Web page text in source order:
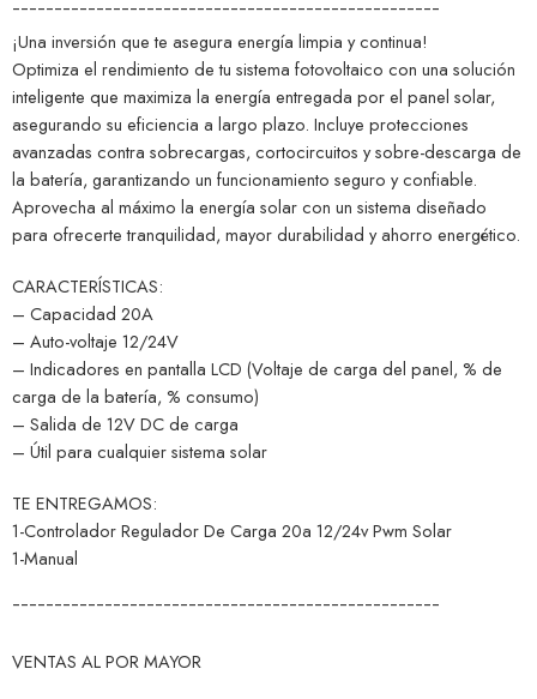
¯¯¯¯¯¯¯¯¯¯¯¯¯¯¯¯¯¯¯¯¯¯¯¯¯¯¯¯¯¯¯¯¯¯¯¯¯¯¯¯¯¯¯¯¯¯¯¯¯¯¯
¡Una inversión que te asegura energía limpia y continua!
Optimiza el rendimiento de tu sistema fotovoltaico con una solución
inteligente que maximiza la energía entregada por el panel solar,
asegurando su eficiencia a largo plazo. Incluye protecciones
avanzadas contra sobrecargas, cortocircuitos y sobre-descarga de
la batería, garantizando un funcionamiento seguro y confiable.
Aprovecha al máximo la energía solar con un sistema diseñado
para ofrecerte tranquilidad, mayor durabilidad y ahorro energético.
CARACTERÍSTICAS:
– Capacidad 20A
– Auto-voltaje 12/24V
– Indicadores en pantalla LCD (Voltaje de carga del panel, % de
carga de la batería, % consumo)
– Salida de 12V DC de carga
– Útil para cualquier sistema solar
TE ENTREGAMOS:
1-Controlador Regulador De Carga 20a 12/24v Pwm Solar
1-Manual
¯¯¯¯¯¯¯¯¯¯¯¯¯¯¯¯¯¯¯¯¯¯¯¯¯¯¯¯¯¯¯¯¯¯¯¯¯¯¯¯¯¯¯¯¯¯¯¯¯¯¯
VENTAS AL POR MAYOR